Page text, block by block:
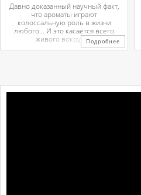
Давно доказанный научный факт,
что ароматы играют
колоссальную роль в жизни
любого… И это касается всего
живого вокруг. ...Подробнее